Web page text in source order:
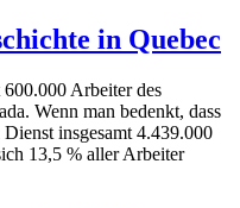
in Quebec
Arbeiter des
Wenn man bedenkt, dass
insgesamt 4.439.000
13,5 % aller Arbeiter